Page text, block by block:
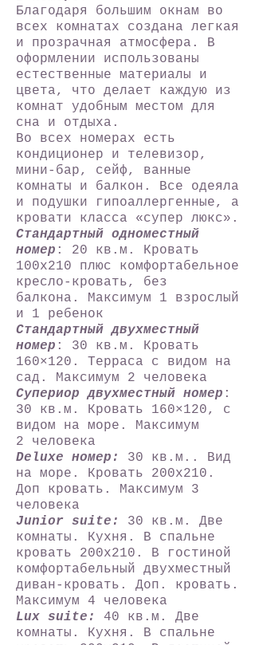
Благодаря большим окнам во
всех комнатах создана легкая
и прозрачная атмосфера. В
оформлении использованы
естественные материалы и
цвета, что делает каждую из
комнат удобным местом для
сна и отдыха.
Во всех номерах есть
кондиционер и телевизор,
мини-бар, сейф, ванные
комнаты и балкон. Все одеяла
и подушки гипоаллергенные, а
кровати класса «супер люкс».
Стандартный одноместный
номер : 20 кв.м. Кровать
100х210 плюс комфортабельное
кресло-кровать, без
балкона. Максимум 1 взрослый
и 1 ребенок
Стандартный двухместный
номер : 30 кв.м. Кровать
160×120. Терраса с видом на
сад. Максимум 2 человека
Супериор двухместный номер :
30 кв.м. Кровать 160×120, с
видом на море. Максимум
2 человека
Deluxe номер:
30 кв.м.. Вид
на море. Кровать 200х210.
Доп кровать. Максимум 3
человека
Junior suite:
30 кв.м. Две
комнаты. Кухня. В спальне
кровать 200х210. В гостиной
комфортабельный двухместный
диван-кровать. Доп. кровать.
Максимум 4 человека
Lux suite:
40 кв.м. Две
комнаты. Кухня. В спальне